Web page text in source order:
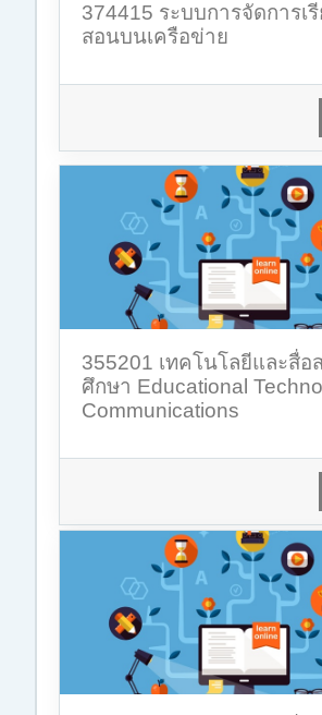
374415 ระบบการจัดการเ
สอนบนเครือข่าย
355201 เทคโนโลยีและสื่อ
ศึกษา Educational
Communications